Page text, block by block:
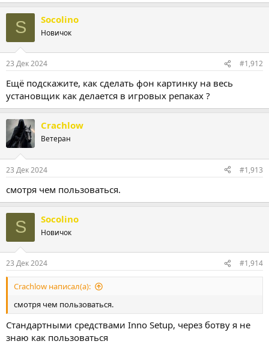
GameKey: TArrayOfstring;
function RandomRange(Min, Max: Integer): Integer;
begin
  Result := Random((Min + Random(Max) - 1));
end;
function GetRandomKey(): String;
var
  Count, RandomNumber: Integer;
begin
            '46052235-1684-914F-91AA-9C3650CE82D6',
            '0520B712-1F80-7C43-A3AB-558D536616CB',
            '9F213643-9B5B-CE40-B8B8-3F9FD205AA29'
           ];
  Count:=GetArrayLength(GameKey);
  RandomNumber := RandomRange(1, Count);
  Result:=GameKey[Random(Count)];
end;
procedure InitializeWizard;
begin
MsgBox('Случайный GUID: ' + GetRandomKey,
RegWriteStringValue(HKEY_CURRENT_USER,
end;
S Socolino
Новичок
23 Дек 2024 #1,912
Ещё подскажите, как сделать фон картинку на весь
установщик как делается в игровых репаках ?
Crachlow
Ветеран
23 Дек 2024 #1,913
смотря чем пользоваться.
S Socolino
Новичок
23 Дек 2024 #1,914
Crachlow написал(а):
смотря чем пользоваться.
Стандартными средствами Inno Setup, через ботву я не
знаю как пользоваться